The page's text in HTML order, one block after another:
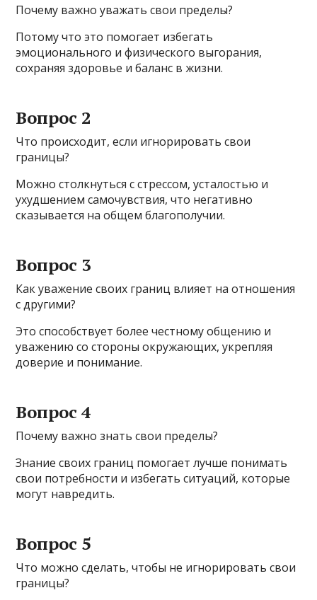
Почему важно уважать свои пределы?
Потому что это помогает избегать
эмоционального и физического выгорания,
сохраняя здоровье и баланс в жизни.
Вопрос 2
Что происходит, если игнорировать свои
границы?
Можно столкнуться с стрессом, усталостью и
ухудшением самочувствия, что негативно
сказывается на общем благополучии.
Вопрос 3
Как уважение своих границ влияет на отношения
с другими?
Это способствует более честному общению и
уважению со стороны окружающих, укрепляя
доверие и понимание.
Вопрос 4
Почему важно знать свои пределы?
Знание своих границ помогает лучше понимать
свои потребности и избегать ситуаций, которые
могут навредить.
Вопрос 5
Что можно сделать, чтобы не игнорировать свои
границы?